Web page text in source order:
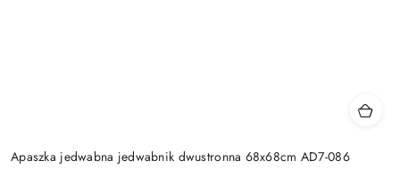
Apaszka jedwabna jedwabnik dwustronna 68x68cm AD7-086